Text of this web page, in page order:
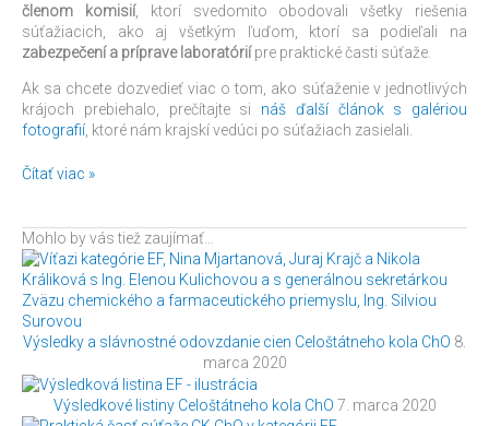
členom komisií, ktorí svedomito obodovali všetky riešenia
súťažiacich, ako aj všetkým ľuďom, ktorí sa podieľali na
zabezpečení a príprave laboratóriípre praktické časti súťaže.
Ak sa chcete dozvedieť viac o tom, ako súťaženie v jednotlivých
krájoch prebiehalo, prečítajte si náš ďalší článok s galériou
fotografií , ktoré nám krajskí vedúci po súťažiach zasielali.
Čítať viac »
Mohlo by vás tiež zaujímať…
Výsledky a slávnostné odovzdanie cien Celoštátneho kola ChO 8.
marca 2020
Výsledkové listiny Celoštátneho kola ChO 7. marca 2020